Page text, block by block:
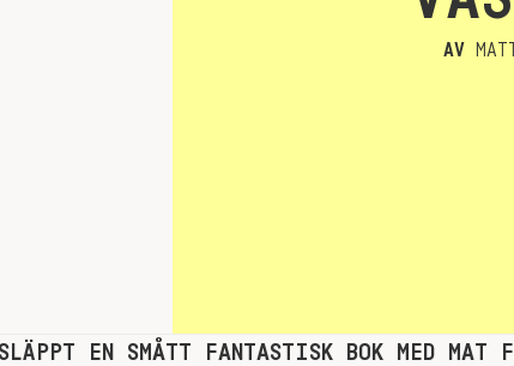
AV
EN SMÅTT FANTASTISK BOK MED MAT